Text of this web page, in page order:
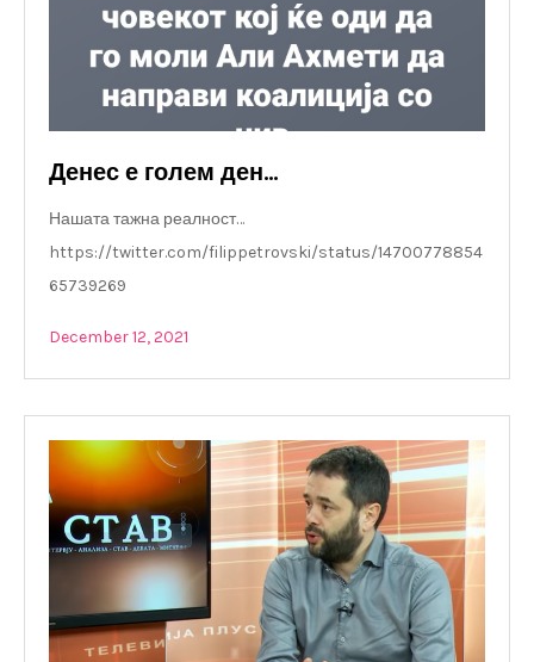
Денес е голем ден…
Нашата тажна реалност…
https://twitter.com/filippetrovski/status/14700778854
65739269
December 12, 2021